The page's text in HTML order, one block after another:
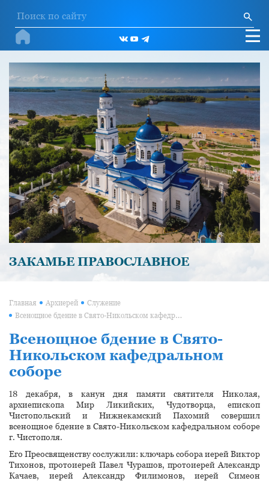
ЗАКАМЬЕ ПРАВОСЛАВНОЕ
Главная Архиерей Служение
Всенощное бдение в Свято-Никольском кафедральном соборе
Всенощное бдение в Свято-
Никольском кафедральном
соборе
18 декабря, в канун дня памяти святителя Николая,
архиепископа Мир Ликийских, Чудотворца, епископ
Чистопольский и Нижнекамский Пахомий совершил
всенощное бдение в Свято-Никольском кафедральном соборе
г. Чистополя.
Его Преосвященству сослужили: ключарь собора иерей Виктор
Тихонов, протоиерей Павел Чурашов, протоиерей Александр
Качаев, иерей Александр Филимонов, иерей Симеон